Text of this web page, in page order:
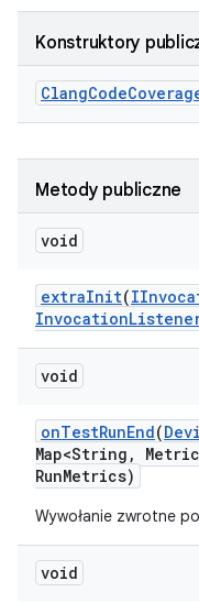
Konstruktory
ClangCode
Metody publiczne
void
extraInit(
Invocation
void
onTestRunEnd(
Map<String , Metric
RunMetrics)
Wywołanie zwrotne
void